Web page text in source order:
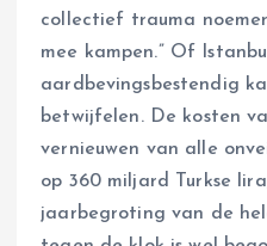
collectief trauma
mee kampen.” Of
aardbevingsbestendig
betwijfelen. De kosten
vernieuwen van alle
op 360 miljard Turkse
jaarbegroting van de